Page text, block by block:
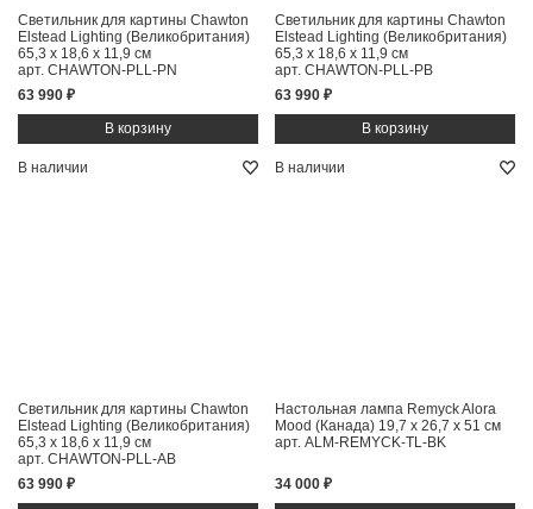
Светильник для картины Chawton
Elstead Lighting (Великобритания)
65,3 x 18,6 x 11,9 см
арт. CHAWTON-PLL-PN
63 990 ₽
Светильник для картины Chawton
Elstead Lighting (Великобритания)
65,3 x 18,6 x 11,9 см
арт. CHAWTON-PLL-PB
63 990 ₽
В наличии
Светильник для картины Chawton
Elstead Lighting (Великобритания)
65,3 x 18,6 x 11,9 см
арт. CHAWTON-PLL-AB
63 990 ₽
В наличии
Настольная лампа Remyck Alora
Mood (Канада) 19,7 x 26,7 x 51 см
арт. ALM-REMYCK-TL-BK
34 000 ₽